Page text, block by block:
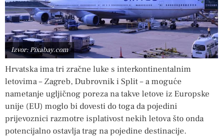
Izvor: Pixabay.com
Hrvatska ima tri zračne luke s interkontinentalnim
letovima – Zagreb, Dubrovnik i Split – a moguće
nametanje ugljičnog poreza na takve letove iz Europske
unije (EU) moglo bi dovesti do toga da pojedini
prijevoznici razmotre isplativost nekih letova što onda
potencijalno ostavlja trag na pojedine destinacije.